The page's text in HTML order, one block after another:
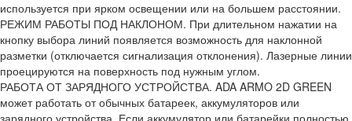
используется при ярком освещении или на большем расстоянии.
РЕЖИМ РАБОТЫ ПОД НАКЛОНОМ. При длительном нажатии на
кнопку выбора линий появляется возможность для наклонной
разметки (отключается сигнализация отклонения). Лазерные линии
проецируются на поверхность под нужным углом.
РАБОТА ОТ ЗАРЯДНОГО УСТРОЙСТВА. ADA ARMO 2D GREEN
может работать от обычных батареек, аккумуляторов или
зарядного устройства. Если аккумулятор или батарейки полностью